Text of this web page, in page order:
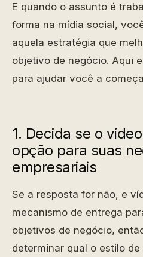
E quando o assunto é
forma na mídia social,
aquela estratégia que
objetivo de negócio. Aqui
para ajudar você a
1. Decida se o
opção para suas
empresariais
Se a resposta for não, e
mecanismo de entrega
objetivos de negócio,
determinar qual o estilo